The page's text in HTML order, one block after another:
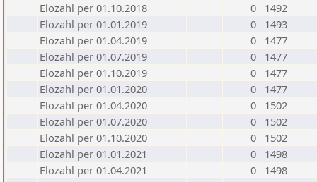
Elozahl per 01.10.2018
0
1492
Elozahl per 01.01.2019
0
1493
Elozahl per 01.04.2019
0
1477
Elozahl per 01.07.2019
0
1477
Elozahl per 01.10.2019
0
1477
Elozahl per 01.01.2020
0
1477
Elozahl per 01.04.2020
0
1502
Elozahl per 01.07.2020
0
1502
Elozahl per 01.10.2020
0
1502
Elozahl per 01.01.2021
0
1498
Elozahl per 01.04.2021
0
1498